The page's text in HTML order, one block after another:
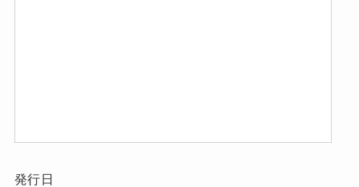
発行日